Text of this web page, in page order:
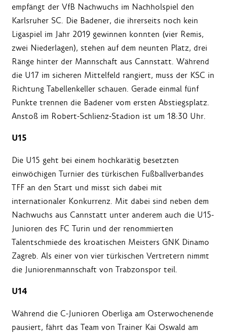
empfängt der VfB Nachwuchs im Nachholspiel den
Karlsruher SC. Die Badener, die ihrerseits noch kein
Ligaspiel im Jahr 2019 gewinnen konnten (vier Remis,
zwei Niederlagen), stehen auf dem neunten Platz, drei
Ränge hinter der Mannschaft aus Cannstatt. Während
die U17 im sicheren Mittelfeld rangiert, muss der KSC in
Richtung Tabellenkeller schauen. Gerade einmal fünf
Punkte trennen die Badener vom ersten Abstiegsplatz.
Anstoß im Robert-Schlienz-Stadion ist um 18:30 Uhr.
U15
Die U15 geht bei einem hochkarätig besetzten
einwöchigen Turnier des türkischen Fußballverbandes
TFF an den Start und misst sich dabei mit
internationaler Konkurrenz. Mit dabei sind neben dem
Nachwuchs aus Cannstatt unter anderem auch die U15-
Junioren des FC Turin und der renommierten
Talentschmiede des kroatischen Meisters GNK Dinamo
Zagreb. Als einer von vier türkischen Vertretern nimmt
die Juniorenmannschaft von Trabzonspor teil.
U14
Während die C-Junioren Oberliga am Osterwochenende
pausiert, fährt das Team von Trainer Kai Oswald am